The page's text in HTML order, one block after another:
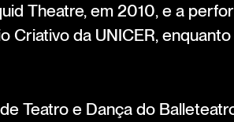
Theatre, em 2010, e a
Criativo da UNICER,
Teatro e Dança do